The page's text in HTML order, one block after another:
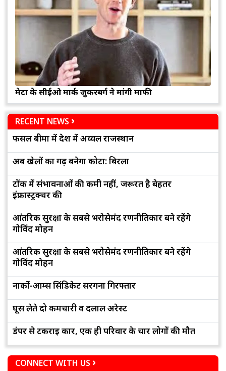
मेटा के सीईओ मार्क जुकरबर्ग ने मांगी माफी
RECENT NEWS
फसल बीमा में देश में अव्वल राजस्थान
अब खेलों का गढ़ बनेगा कोटा: बिरला
टोंक में संभावनाओं की कमी नहीं, जरूरत है बेहतर
इंफ्रास्ट्रक्चर की
आंतरिक सुरक्षा के सबसे भरोसेमंद रणनीतिकार बने रहेंगे
गोविंद मोहन
आंतरिक सुरक्षा के सबसे भरोसेमंद रणनीतिकार बने रहेंगे
गोविंद मोहन
नार्को-आर्म्स सिंडिकेट सरगना गिरफ्तार
घूस लेते दो कर्मचारी व दलाल अरेस्ट
डंपर से टकराई कार, एक ही परिवार के चार लोगों की मौत
CONNECT WITH US